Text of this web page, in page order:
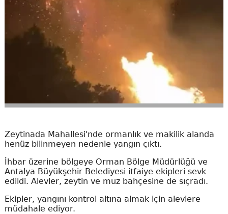
Zeytinada Mahallesi'nde ormanlık ve makilik alanda
henüz bilinmeyen nedenle yangın çıktı.
İhbar üzerine bölgeye Orman Bölge Müdürlüğü ve
Antalya Büyükşehir Belediyesi itfaiye ekipleri sevk
edildi. Alevler, zeytin ve muz bahçesine de sıçradı.
Ekipler, yangını kontrol altına almak için alevlere
müdahale ediyor.